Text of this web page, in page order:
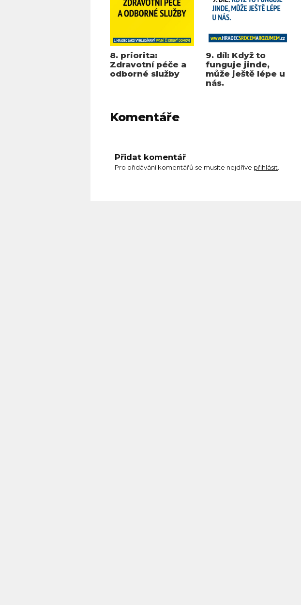
8. priorita:
Zdravotní péče a
odborné služby
9. díl: Když to
funguje jinde,
může ještě lépe u
nás.
Komentáře
Přidat komentář
Pro přidávání komentářů se musíte nejdříve přihlásit